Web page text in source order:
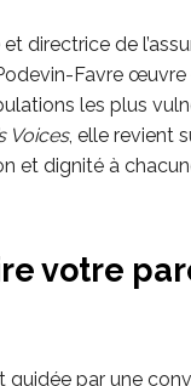
directrice de
Favre
les plus
Voices, elle revient
et dignité à
votre
par une